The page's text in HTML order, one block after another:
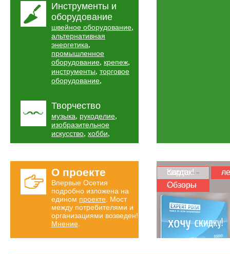
Инструменты и
оборудование
швейное оборудование,
альтернативная
энергетика,
промышленное
оборудование, крепеж,
инструменты, торговое
оборудование,
Творчество
музыка, рукоделие,
изобразительное
искусство, хобби,
О проекте
Впервые Осетия
подробно изложена на
едином проекте . Мост
между потребителями и
организациями возведен!
Мнение
Карта скидок!
Обзоры